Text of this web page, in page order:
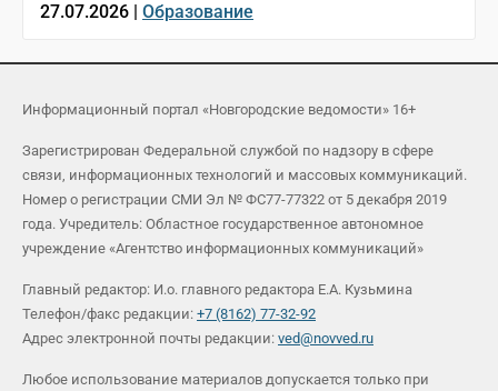
27.07.2026 | Образование
Информационный портал «Новгородские ведомости» 16+
Зарегистрирован Федеральной службой по надзору в сфере
связи, информационных технологий и массовых коммуникаций.
Номер о регистрации СМИ Эл № ФС77-77322 от 5 декабря 2019
года. Учредитель: Областное государственное автономное
учреждение «Агентство информационных коммуникаций»
Главный редактор: И.о. главного редактора Е.А. Кузьмина
Телефон/факс редакции: +7 (8162) 77-32-92
Адрес электронной почты редакции: ved@novved.ru
Любое использование материалов допускается только при